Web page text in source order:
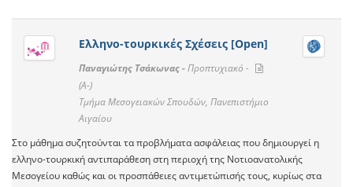
Ελληνο-τουρκικές Σχέσεις [Open]
Παναγιώτης Τσάκωνας -Προπτυχιακό -
(A-)
Τμήμα Μεσογειακών Σπουδών, Πανεπιστήμιο
Αιγαίου
Στο μάθημα συζητούνται τα προβλήματα ασφάλειας που δημιουργεί η
ελληνο-τουρκική αντιπαράθεση στη περιοχή της Νοτιοανατολικής
Μεσογείου καθώς και οι προσπάθειες αντιμετώπισής τους, κυρίως στα